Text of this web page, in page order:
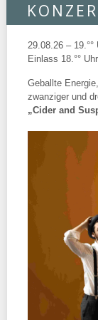
29.08.26 – 19.°°
Einlass 18.°° Uhr
Geballte
zwanziger und
„Cider and